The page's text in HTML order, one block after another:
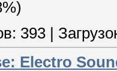
393
Electro